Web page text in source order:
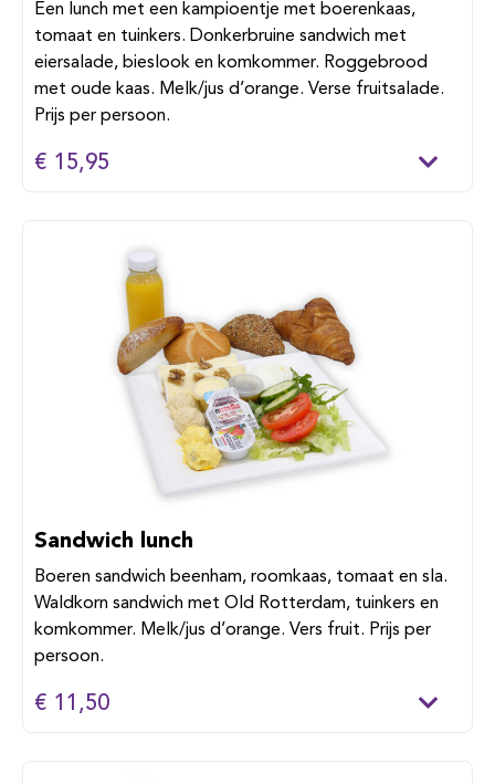
Een lunch met een kampioentje met boerenkaas,
tomaat en tuinkers. Donkerbruine sandwich met
eiersalade, bieslook en komkommer. Roggebrood
met oude kaas. Melk/jus d’orange. Verse fruitsalade.
Prijs per persoon.
€ 15,95
Sandwich lunch
Boeren sandwich beenham, roomkaas, tomaat en sla.
Waldkorn sandwich met Old Rotterdam, tuinkers en
komkommer. Melk/jus d’orange. Vers fruit. Prijs per
persoon.
€ 11,50